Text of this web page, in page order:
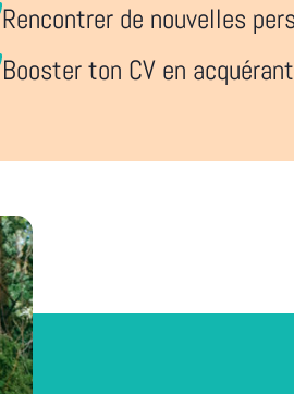
Rencontrer de nouvelles
Booster ton CV en